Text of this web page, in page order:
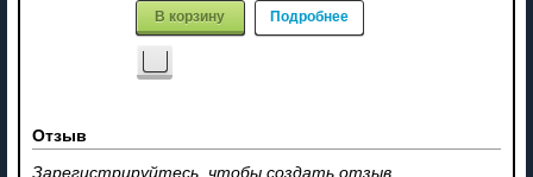
В корзину Подробнее
Отзыв
Зарегистрируйтесь, чтобы создать отзыв.